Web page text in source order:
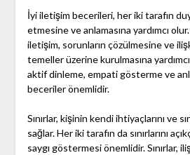
İyi iletişim becerileri, her iki tarafın
etmesine ve anlamasına yardımcı
iletişim, sorunların çözülmesine ve
temeller üzerine kurulmasına
aktif dinleme, empati gösterme ve
beceriler önemlidir.
Sınırlar, kişinin kendi ihtiyaçlarını ve
sağlar. Her iki tarafın da sınırlarını
saygı göstermesi önemlidir. Sınırlar,